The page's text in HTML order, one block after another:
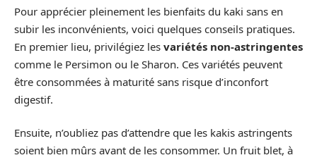
Pour apprécier pleinement les bienfaits du kaki sans en
subir les inconvénients, voici quelques conseils pratiques.
En premier lieu, privilégiez les variétés non-astringentes
comme le Persimon ou le Sharon. Ces variétés peuvent
être consommées à maturité sans risque d’inconfort
digestif.
Ensuite, n’oubliez pas d’attendre que les kakis astringents
soient bien mûrs avant de les consommer. Un fruit blet, à